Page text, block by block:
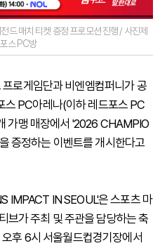
드 매치 티켓 증정 프로모션 진행 / 사진제
스 PC방
로게임단과 비엔엠컴퍼니가 공
스 PC아레나(이하 레드포스 PC
가맹 매장에서 '2026 CHAMPIO
증정하는 이벤트를 개시한다고
IMPACT IN SEOUL'은 스포츠 마
브가 주최 및 주관을 담당하는 축
후 6시 서울월드컵경기장에서